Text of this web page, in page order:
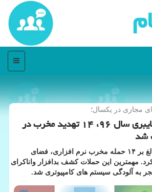
منو
مجازی در یكسال؛
مهمترین حملات سایبری سال ۹۶، ۱۴ تهدید مخرب در
شد
كارا پیام: در سال ۹۶ بالغ بر ۱۴ حمله مخرب نرم افزاری، فضای
مهمترین این حملات كشف بدافزار واناكرای
به آلودگی سیستم های كامپیوتری شد.